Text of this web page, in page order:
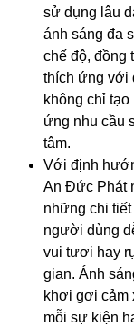
sử dụng lâu
ánh sáng đa
chế độ, đồng
thích ứng với
không chỉ
ứng nhu cầu
tâm.
Với định
An Đức Phát
những chi
người dùng
vui tươi hay
gian. Ánh
khơi gợi cảm
mỗi sự kiện